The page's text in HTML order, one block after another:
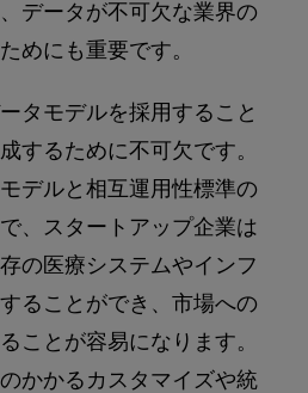
データが不可欠な業界の
めにも重要です。
タモデルを採用すること
するために不可欠です。
デルと相互運用性標準の
、スタートアップ企業は
の医療システムやインフ
ることができ、市場への
ことが容易になります。
かかるカスタマイズや統